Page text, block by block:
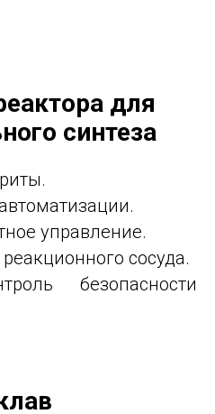
для
синтеза
управление.
сосуда.
безопасности